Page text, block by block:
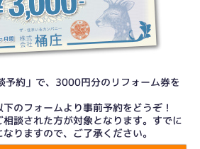
予約」で、3000円分のリフォーム券を
のフォームより事前予約をどうぞ！
談された方が対象となります。すでに
りますので、ご了承ください。